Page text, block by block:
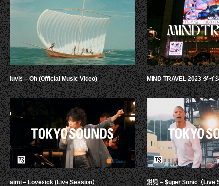
luvis – Oh (Official Music Video)
aimi – Lovesick (Live Session）
MIND TRAVEL 2023 ダイ
鋭児 – $uper $onic（Live